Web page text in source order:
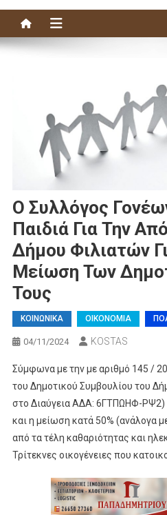
Ο Συλλόγος
Παιδιά Για Την
Δήμου Φιλιατών
Μείωση Των
Τους
ΚΟΙΝΩΝΙΚΑ ΟΙΚΟΝΟΜΙΑ
04/11/2024 KOSTAS
Σύμφωνα με την με αριθμό 145 /
του Δημοτικού Συμβουλίου του
στο Διαύγεια ΑΔΑ: 6ΓΤΠΩΗΦ-
και η μείωση κατά 50% (ανάλογα
από τα τέλη καθαριότητας και
Τρίτεκνες οικογένειες που